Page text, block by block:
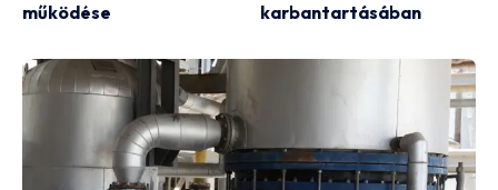
működése
karbantartásában